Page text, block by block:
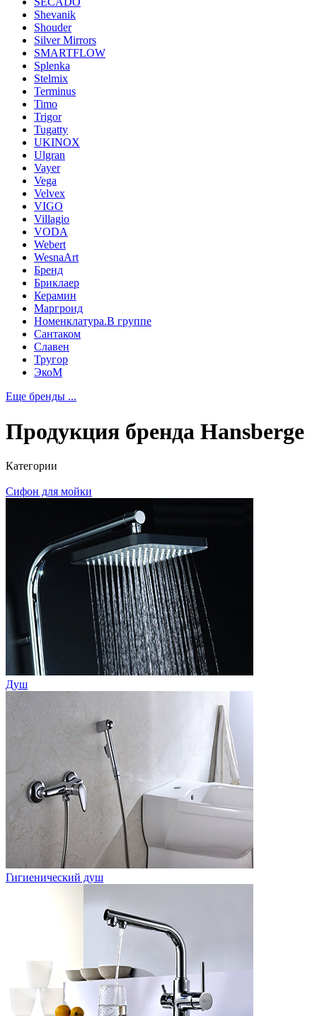
Shevanik
Shouder
Silver Mirrors
SMARTFLOW
Splenka
Stelmix
Terminus
Timo
Trigor
Tugatty
UKINOX
Ulgran
Vayer
Vega
Velvex
VIGO
Villagio
VODA
Webert
WesnaArt
Бренд
Бриклаер
Керамин
Маргроид
Номенклатура.В группе
Сантаком
Славен
Тругор
ЭкоМ
Еще бренды ...
Продукция бренда Hansberge
Категории
Сифон для мойки
Душ
Гигиенический душ